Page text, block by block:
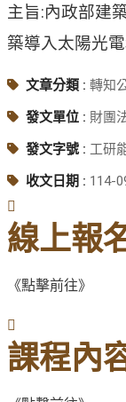
主旨:內政部建
築導入太陽光
文章分類 : 轉知
發文單位 : 財團
發文字號 : 工研
收文日期 : 114-
線上報
《點擊前往》
課程內